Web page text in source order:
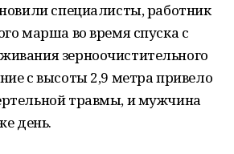
специалисты, работник
марша во время спуска с
зерноочистительного
с высоты 2,9 метра привело
травмы, и мужчина
день.